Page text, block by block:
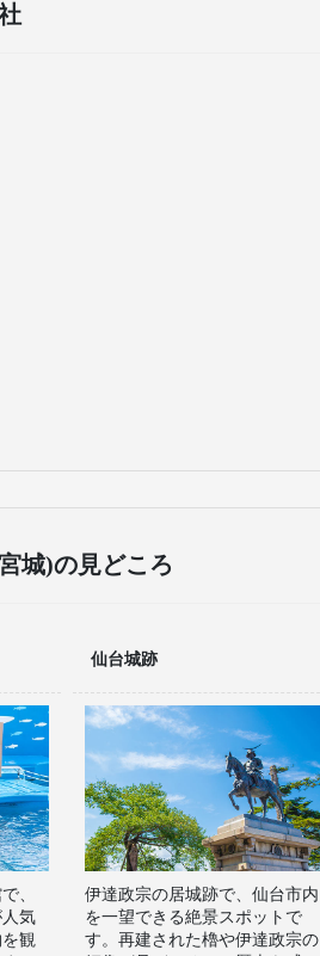
城)の見どころ
、
気
観
仙台城跡
伊達政宗の居城跡で、仙台市内
を一望できる絶景スポットで
す。再建された櫓や伊達政宗の